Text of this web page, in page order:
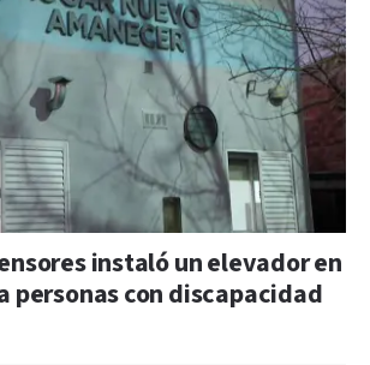
instaló un elevador en
personas con discapacidad